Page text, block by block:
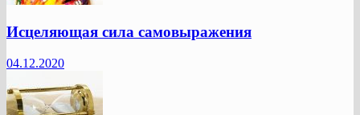
Исцеляющая сила самовыражения
04.12.2020